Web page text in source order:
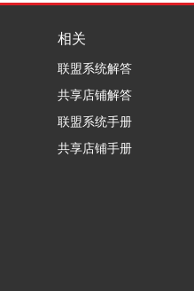
相关
联盟系统解答
共享店铺解答
联盟系统手册
共享店铺手册